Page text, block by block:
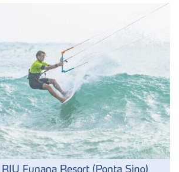
Funana Resort (Ponta Sino)